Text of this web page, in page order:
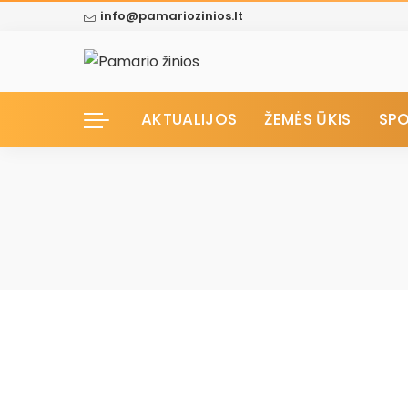
info@pamariozinios.lt
AKTUALIJOS ŽEMĖS ŪKIS